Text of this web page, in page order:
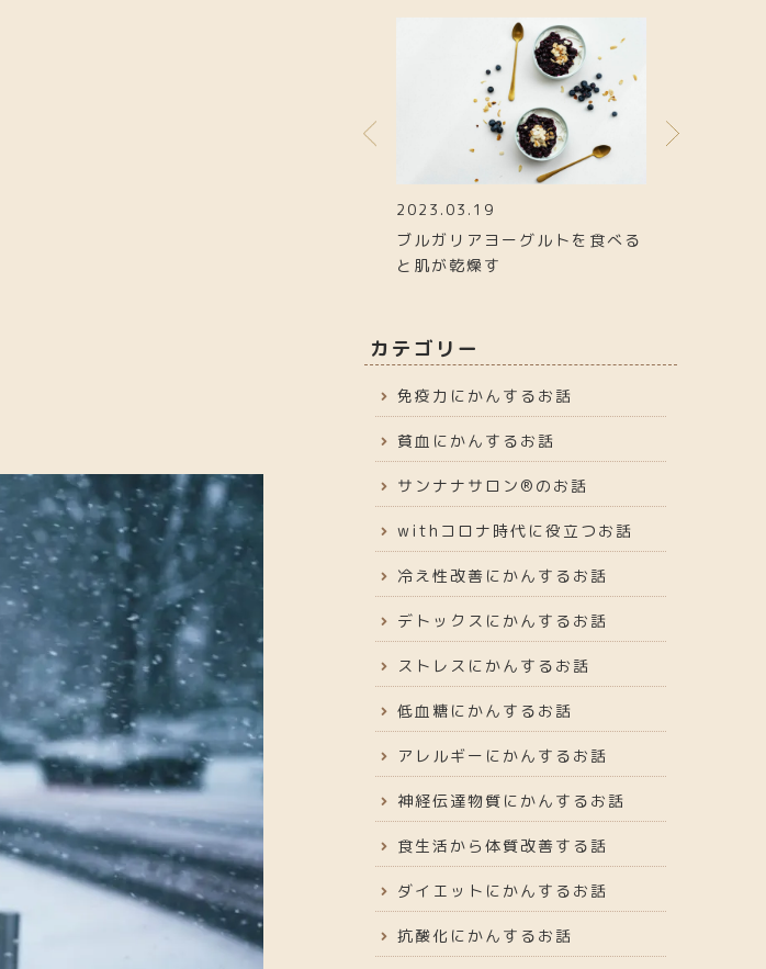
2023.03.19
ブルガリアヨーグルトを食べる
と肌が乾燥す
カテゴリー
免疫力にかんするお話
貧血にかんするお話
サンナナサロン®︎のお話
withコロナ時代に役立つお話
冷え性改善にかんするお話
デトックスにかんするお話
ストレスにかんするお話
低血糖にかんするお話
アレルギーにかんするお話
神経伝達物質にかんするお話
食生活から体質改善する話
ダイエットにかんするお話
抗酸化にかんするお話